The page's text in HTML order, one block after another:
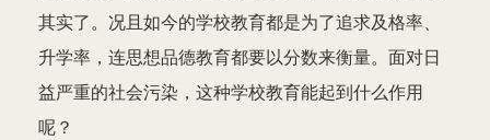
其实了。况且如今的学校教育都是为了追求及格率、
升学率，连思想品德教育都要以分数来衡量。面对日
益严重的社会污染，这种学校教育能起到什么作用
呢？